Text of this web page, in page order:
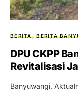
BERITA BERITA
DPU CKPP
Revitalisasi
Banyuwangi,